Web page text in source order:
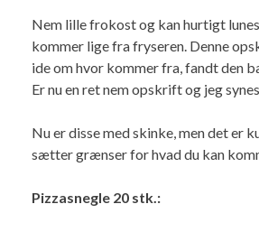
Nem lille frokost og kan hurtigt
kommer lige fra fryseren. Denne
ide om hvor kommer fra, fandt den
Er nu en ret nem opskrift og jeg
Nu er disse med skinke, men det er
sætter grænser for hvad du kan
Pizzasnegle 20 stk.: